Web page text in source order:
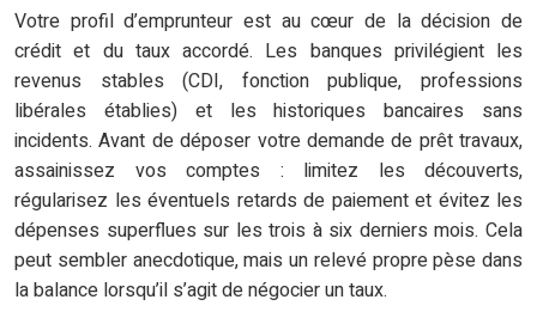
Votre profil d’emprunteur est au cœur de la décision de
crédit et du taux accordé. Les banques privilégient les
revenus stables (CDI, fonction publique, professions
libérales établies) et les historiques bancaires sans
incidents. Avant de déposer votre demande de prêt travaux,
assainissez vos comptes : limitez les découverts,
régularisez les éventuels retards de paiement et évitez les
dépenses superflues sur les trois à six derniers mois. Cela
peut sembler anecdotique, mais un relevé propre pèse dans
la balance lorsqu’il s’agit de négocier un taux.